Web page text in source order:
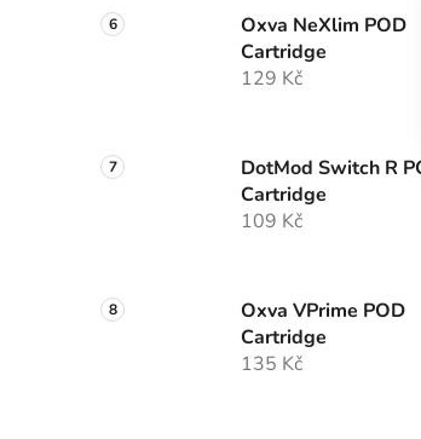
Oxva NeXlim POD
Cartridge
129 Kč
DotMod Switch R
Cartridge
109 Kč
Oxva VPrime POD
Cartridge
135 Kč